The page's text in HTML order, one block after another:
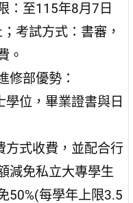
：至115年8月7日
考試方式：書審，
。
修部優勢：
位，畢業證書與日
方式收費，並配合行
減免私立大專學生
50%(每學年上限3.5